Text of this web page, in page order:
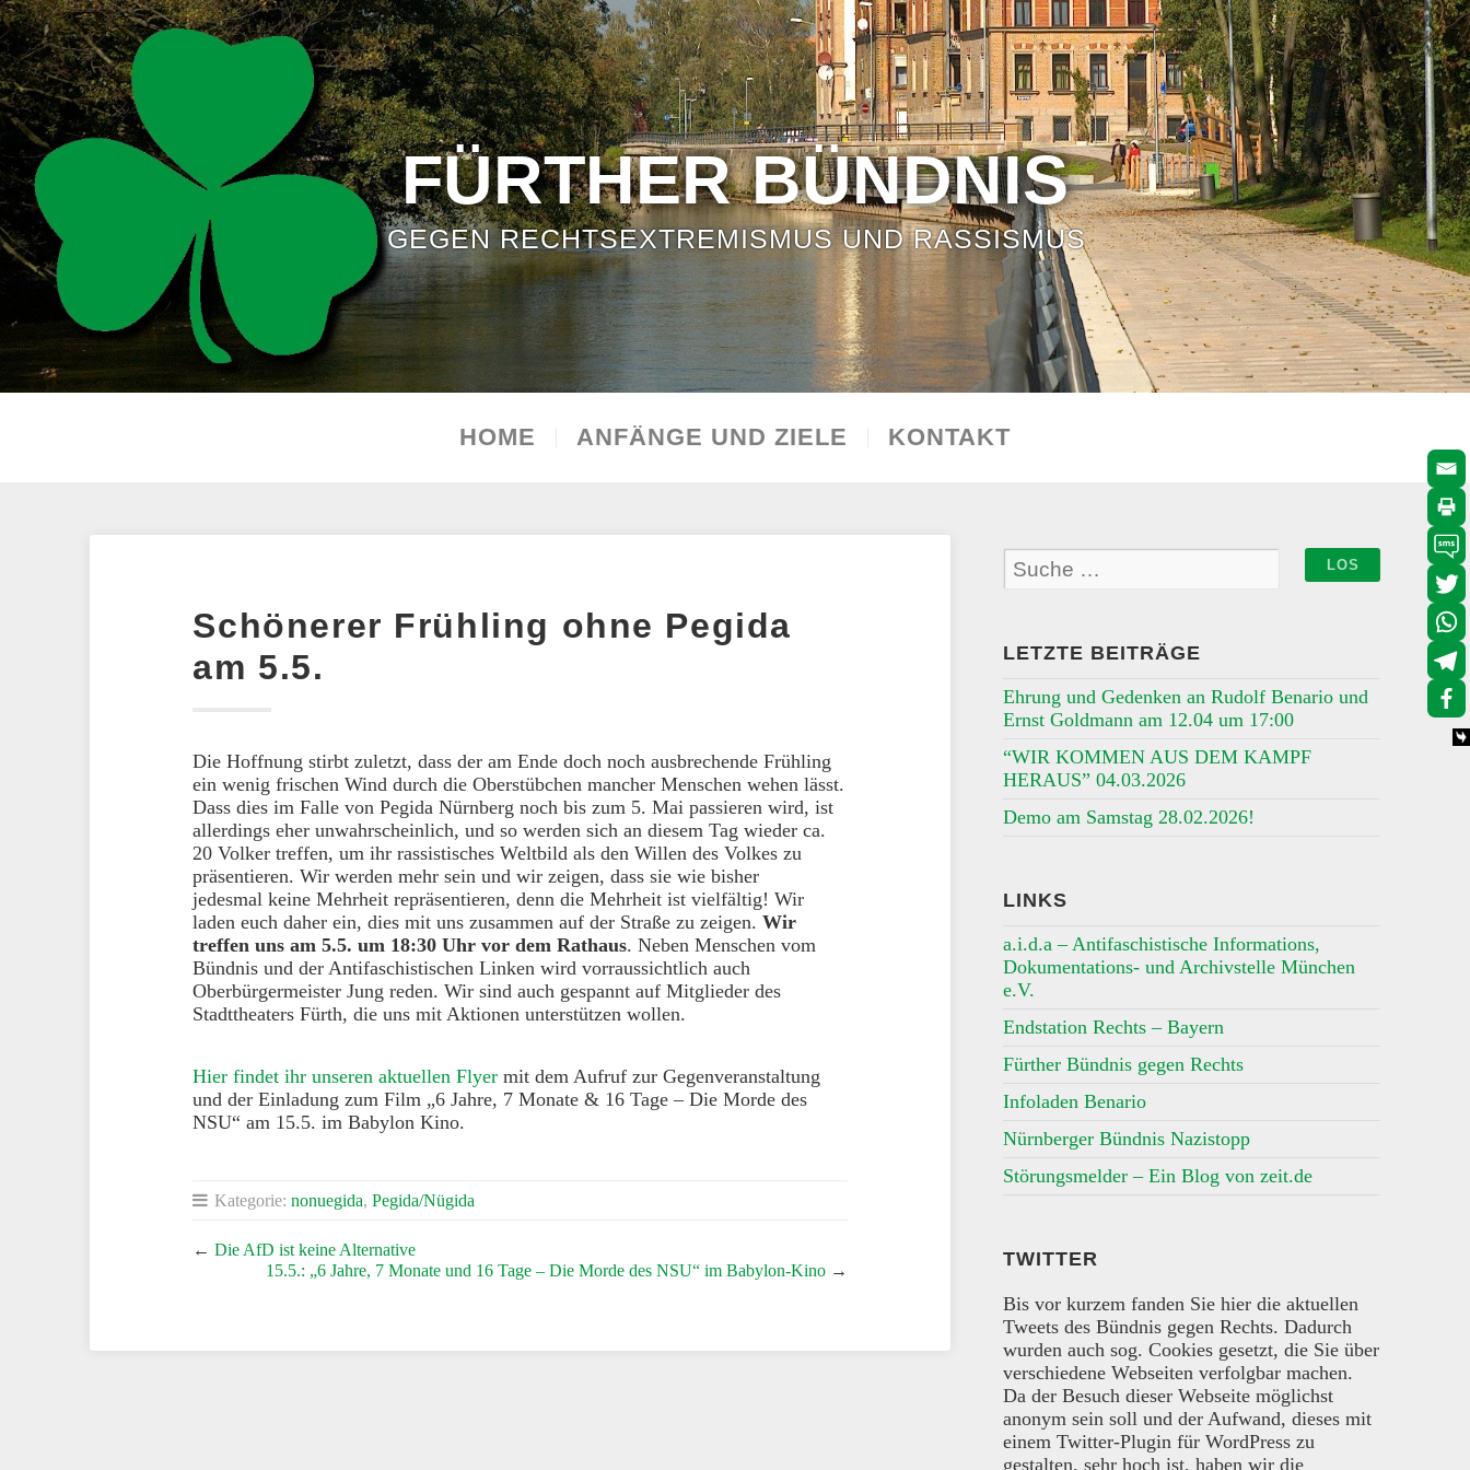
FÜRTHER BÜNDNIS
GEGEN RECHTSEXTREMISMUS UND RASSISMUS
HOME ANFÄNGE UND ZIELE KONTAKT
Schönerer Frühling ohne Pegida
am 5.5.
Die Hoffnung stirbt zuletzt, dass der am Ende doch noch ausbrechende Frühling
ein wenig frischen Wind durch die Oberstübchen mancher Menschen wehen lässt.
Dass dies im Falle von Pegida Nürnberg noch bis zum 5. Mai passieren wird, ist
allerdings eher unwahrscheinlich, und so werden sich an diesem Tag wieder ca.
20 Volker treffen, um ihr rassistisches Weltbild als den Willen des Volkes zu
präsentieren. Wir werden mehr sein und wir zeigen, dass sie wie bisher
jedesmal keine Mehrheit repräsentieren, denn die Mehrheit ist vielfältig! Wir
laden euch daher ein, dies mit uns zusammen auf der Straße zu zeigen.Wir
treffen uns am 5.5. um 18:30 Uhr vor dem Rathaus. Neben Menschen vom
Bündnis und der Antifaschistischen Linken wird vorraussichtlich auch
Oberbürgermeister Jung reden. Wir sind auch gespannt auf Mitglieder des
Stadttheaters Fürth, die uns mit Aktionen unterstützen wollen.
Hier findet ihr unseren aktuellen Flyer mit dem Aufruf zur Gegenveranstaltung
und der Einladung zum Film „6 Jahre, 7 Monate & 16 Tage – Die Morde des
NSU“ am 15.5. im Babylon Kino.
Kategorie:nonuegida,Pegida/Nügida
←Die AfD ist keine Alternative
15.5.: „6 Jahre, 7 Monate und 16 Tage – Die Morde des NSU“ im Babylon-Kino→
LETZTE BEITRÄGE
Ehrung und Gedenken an Rudolf Benario und
Ernst Goldmann am 12.04 um 17:00
“WIR KOMMEN AUS DEM KAMPF
HERAUS” 04.03.2026
Demo am Samstag 28.02.2026!
LINKS
a.i.d.a – Antifaschistische Informations,
Dokumentations- und Archivstelle München
e.V.
Endstation Rechts – Bayern
Fürther Bündnis gegen Rechts
Infoladen Benario
Nürnberger Bündnis Nazistopp
Störungsmelder – Ein Blog von zeit.de
TWITTER
Bis vor kurzem fanden Sie hier die aktuellen
Tweets des Bündnis gegen Rechts. Dadurch
wurden auch sog. Cookies gesetzt, die Sie über
verschiedene Webseiten verfolgbar machen.
Da der Besuch dieser Webseite möglichst
anonym sein soll und der Aufwand, dieses mit
einem Twitter-Plugin für WordPress zu
gestalten, sehr hoch ist, haben wir die